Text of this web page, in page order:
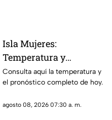
Isla Mujeres:
Temperatura y
pronóstico del clima
para hoy, 8 de agosto de
Consulta aquí la temperatura y
el pronóstico completo de hoy.
agosto 08, 2026 07:30 a. m.